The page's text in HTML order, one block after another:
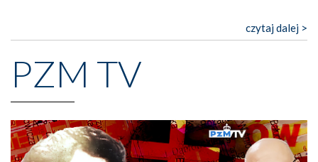
czytaj dalej >
PZM TV